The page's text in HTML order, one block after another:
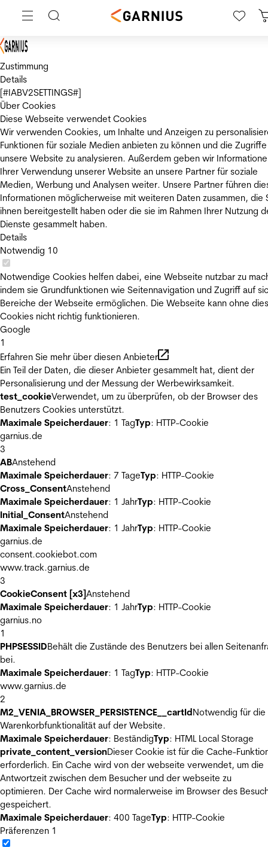
Zustimmung
Details
[#IABV2SETTINGS#]
Über Cookies
Diese Webseite verwendet Cookies
Wir verwenden Cookies, um Inhalte und Anzeigen zu
Funktionen für soziale Medien anbieten zu können und die
unsere Website zu analysieren. Außerdem geben wir
Ihrer Verwendung unserer Website an unsere Partner für soziale
Medien, Werbung und Analysen weiter. Unsere Partner führen
Informationen möglicherweise mit weiteren Daten zusammen, die
ihnen bereitgestellt haben oder die sie im Rahmen Ihrer Nutzung
Dienste gesammelt haben.
Details
Notwendig 10
Notwendige Cookies helfen dabei, eine Webseite nutzbar zu
indem sie Grundfunktionen wie Seitennavigation und Zugriff auf
Bereiche der Webseite ermöglichen. Die Webseite kann ohne
Cookies nicht richtig funktionieren.
Google
1
Erfahren Sie mehr über diesen Anbieter
Ein Teil der Daten, die dieser Anbieter gesammelt hat, dient der
Personalisierung und der Messung der Werbewirksamkeit.
test_cookieVerwendet, um zu überprüfen, ob der Browser des
Benutzers Cookies unterstützt.
Maximale Speicherdauer: 1 TagTyp: HTTP-Cookie
garnius.de
3
ABAnstehend
Maximale Speicherdauer: 7 TageTyp: HTTP-Cookie
Cross_ConsentAnstehend
Maximale Speicherdauer: 1 JahrTyp: HTTP-Cookie
Initial_ConsentAnstehend
Maximale Speicherdauer: 1 JahrTyp: HTTP-Cookie
garnius.de
consent.cookiebot.com
www.track.garnius.de
3
CookieConsent [x3]Anstehend
Maximale Speicherdauer: 1 JahrTyp: HTTP-Cookie
garnius.no
1
PHPSESSIDBehält die Zustände des Benutzers bei allen
bei.
Maximale Speicherdauer: 1 TagTyp: HTTP-Cookie
www.garnius.de
2
M2_VENIA_BROWSER_PERSISTENCE__cartIdNotwendig für die
Warenkorbfunktionalität auf der Website.
Maximale Speicherdauer: BeständigTyp: HTML Local Storage
private_content_versionDieser Cookie ist für die Cache-
erforderlich. Ein Cache wird von der webseite verwendet, um die
Antwortzeit zwischen dem Besucher und der webseite zu
optimieren. Der Cache wird normalerweise im Browser des
gespeichert.
Maximale Speicherdauer: 400 TageTyp: HTTP-Cookie
Präferenzen 1